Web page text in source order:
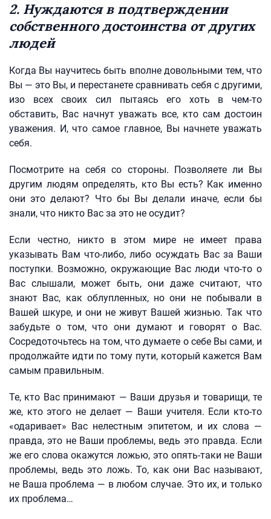
2. Нуждаются в подтверждении
собственного достоинства от других
людей
Когда Вы научитесь быть вполне довольными тем, что
Вы — это Вы, и перестанете сравнивать себя с другими,
изо всех своих сил пытаясь его хоть в чем-то
обставить, Вас начнут уважать все, кто сам достоин
уважения. И, что самое главное, Вы начнете уважать
себя.
Посмотрите на себя со стороны. Позволяете ли Вы
другим людям определять, кто Вы есть? Как именно
они это делают? Что бы Вы делали иначе, если бы
знали, что никто Вас за это не осудит?
Если честно, никто в этом мире не имеет права
указывать Вам что-либо, либо осуждать Вас за Ваши
поступки. Возможно, окружающие Вас люди что-то о
Вас слышали, может быть, они даже считают, что
знают Вас, как облупленных, но они не побывали в
Вашей шкуре, и они не живут Вашей жизнью. Так что
забудьте о том, что они думают и говорят о Вас.
Сосредоточьтесь на том, что думаете о себе Вы сами, и
продолжайте идти по тому пути, который кажется Вам
самым правильным.
Те, кто Вас принимают — Ваши друзья и товарищи, те
же, кто этого не делает — Ваши учителя. Если кто-то
«одаривает» Вас нелестным эпитетом, и их слова —
правда, это не Ваши проблемы, ведь это правда. Если
же его слова окажутся ложью, это опять-таки не Ваши
проблемы, ведь это ложь. То, как они Вас называют,
не Ваша проблема — в любом случае. Это их, и только
их проблема…